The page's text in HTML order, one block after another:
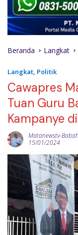
Beranda Langkat
Langkat, Politik
Cawapres
Tuan Guru
Kampanye
Matanewstv-Babah
15/01/2024